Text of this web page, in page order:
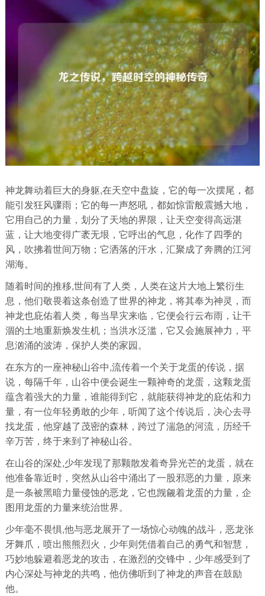
神龙舞动着巨大的身躯,在天空中盘旋，它的每一次摆尾，都
能引发狂风骤雨；它的每一声怒吼，都如惊雷般震撼大地，
它用自己的力量，划分了天地的界限，让天空变得高远湛
蓝，让大地变得广袤无垠，它呼出的气息，化作了四季的
风，吹拂着世间万物；它洒落的汗水，汇聚成了奔腾的江河
湖海。
随着时间的推移,世间有了人类，人类在这片大地上繁衍生
息，他们敬畏着这条创造了世界的神龙，将其奉为神灵，而
神龙也庇佑着人类，每当旱灾来临，它便会行云布雨，让干
涸的土地重新焕发生机；当洪水泛滥，它又会施展神力，平
息汹涌的波涛，保护人类的家园。
在东方的一座神秘山谷中,流传着一个关于龙蛋的传说，据
说，每隔千年，山谷中便会诞生一颗神奇的龙蛋，这颗龙蛋
蕴含着强大的力量，谁能得到它，就能获得神龙的庇佑和力
量，有一位年轻勇敢的少年，听闻了这个传说后，决心去寻
找龙蛋，他穿越了茂密的森林，跨过了湍急的河流，历经千
辛万苦，终于来到了神秘山谷。
在山谷的深处,少年发现了那颗散发着奇异光芒的龙蛋，就在
他准备靠近时，突然从山谷中涌出了一股邪恶的力量，原来
是一条被黑暗力量侵蚀的恶龙，它也觊觎着龙蛋的力量，企
图用龙蛋的力量来统治世界。
少年毫不畏惧,他与恶龙展开了一场惊心动魄的战斗，恶龙张
牙舞爪，喷出熊熊烈火，少年则凭借着自己的勇气和智慧，
巧妙地躲避着恶龙的攻击，在激烈的交锋中，少年感受到了
内心深处与神龙的共鸣，他仿佛听到了神龙的声音在鼓励
他。